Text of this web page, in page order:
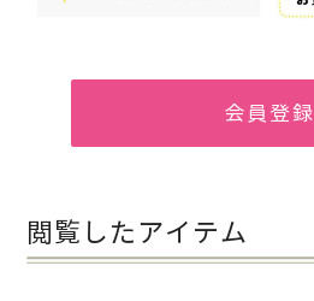
会員登録
閲覧したアイテム